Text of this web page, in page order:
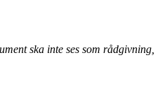
ska inte ses som rådgivning,